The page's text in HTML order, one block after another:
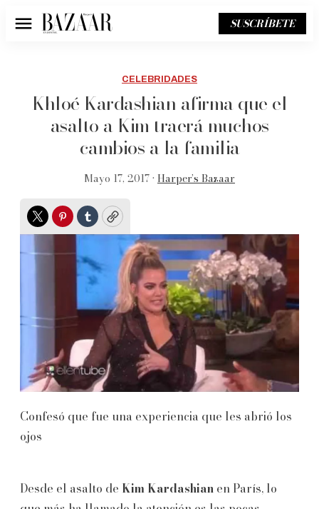
Menú SUSCRÍBETE
CELEBRIDADES
Khloé Kardashian afirma que el
asalto a Kim traerá muchos
cambios a la familia
Mayo 17, 2017 • Harper’s Bazaar
TwitterPinterest
TumblrCopy
Confesó que fue una experiencia que les abrió los
ojos
Desde el asalto de Kim Kardashian en París, lo